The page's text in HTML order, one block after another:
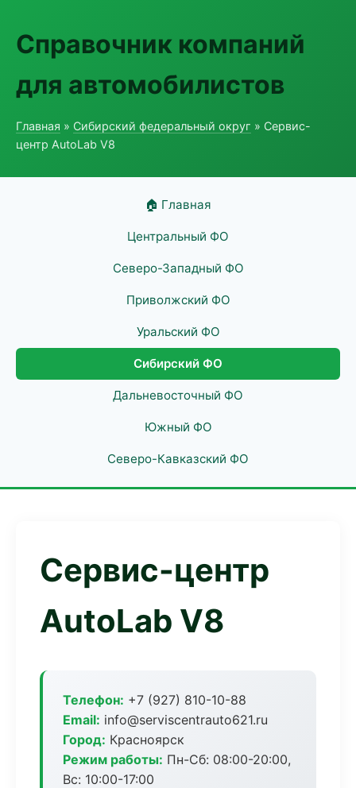
Справочник компаний
для автомобилистов
Главная » Сибирский федеральный округ » Сервис-
центр AutoLab V8
🏠 Главная
Центральный ФО
Северо-Западный ФО
Приволжский ФО
Уральский ФО
Сибирский ФО
Дальневосточный ФО
Южный ФО
Северо-Кавказский ФО
Сервис-центр
AutoLab V8
Телефон: +7 (927) 810-10-88
Email: info@serviscentrauto621.ru
Город: Красноярск
Режим работы: Пн-Сб: 08:00-20:00,
Вс: 10:00-17:00